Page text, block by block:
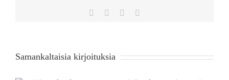
Facebook WhatsApp
Samankaltaisia kirjoituksia